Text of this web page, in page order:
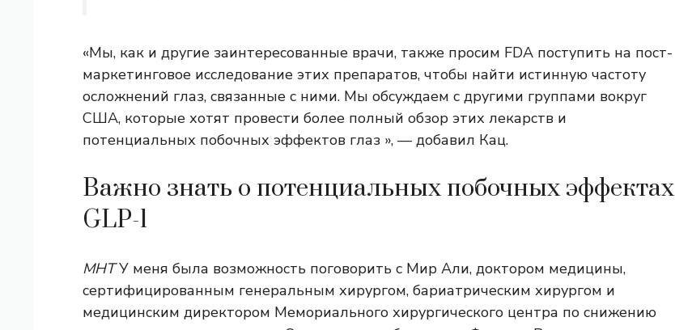
«Мы, как и другие заинтересованные врачи, также просим FDA поступить на пост-
маркетинговое исследование этих препаратов, чтобы найти истинную частоту
осложнений глаз, связанные с ними. Мы обсуждаем с другими группами вокруг
США, которые хотят провести более полный обзор этих лекарств и
потенциальных побочных эффектов глаз », — добавил Кац.
Важно знать о потенциальных побочных эффектах
GLP-1
МНТУ меня была возможность поговорить с Мир Али, доктором медицины,
сертифицированным генеральным хирургом, бариатрическим хирургом и
медицинским директором Мемориального хирургического центра по снижению